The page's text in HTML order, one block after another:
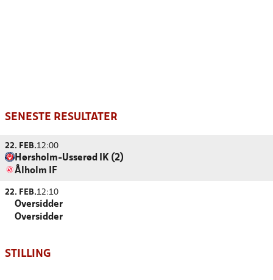
SENESTE RESULTATER
22. FEB.12:00
Hørsholm-Usserød IK (2)
Ålholm IF
22. FEB.12:10
Oversidder
Oversidder
STILLING